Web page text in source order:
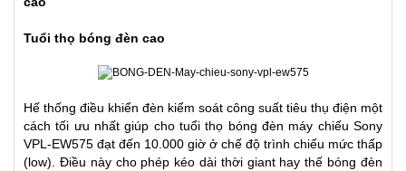
Tuổi thọ bóng đèn cao
Hế thống điều khiển đèn kiểm soát công suất tiêu thụ điện một
cách tối ưu nhất giúp cho tuổi thọ bóng đèn máy chiếu Sony
VPL-EW575 đạt đến 10.000 giờ ở chế độ trình chiếu mức thấp
(low). Điều này cho phép kéo dài thời giant hay thế bóng đèn